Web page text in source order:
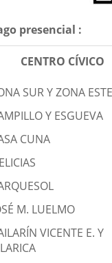
presencial :
CENTRO CÍVICO
SUR Y ZONA ESTE
Y ESGUEVA
CUNA
M. LUELMO
VICENTE E. Y